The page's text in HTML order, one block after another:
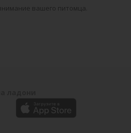
вашего питомца.